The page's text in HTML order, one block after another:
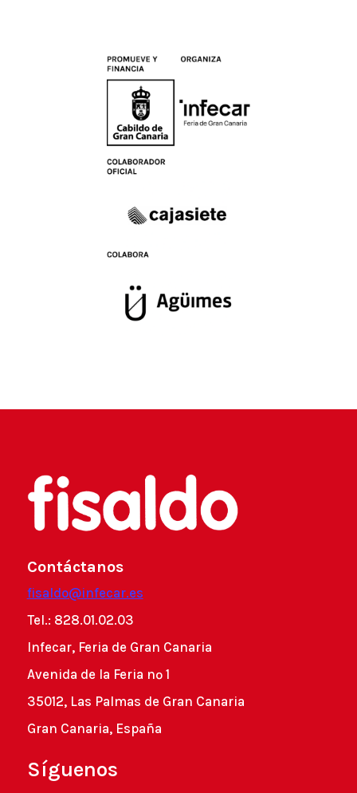
Contáctanos
fisaldo@infecar.es
Tel.: 828.01.02.03
Infecar, Feria de Gran Canaria
Avenida de la Feria nº 1
35012, Las Palmas de Gran Canaria
Gran Canaria, España
Síguenos